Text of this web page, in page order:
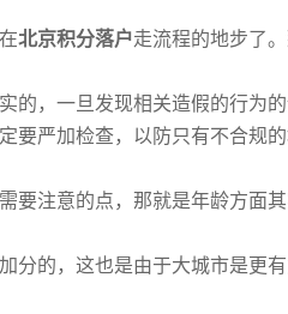
北京积分落户走流程的地步了
的，一旦发现相关造假的行为
要严加检查，以防只有不合规的
要注意的点，那就是年龄方面
分的，这也是由于大城市是更